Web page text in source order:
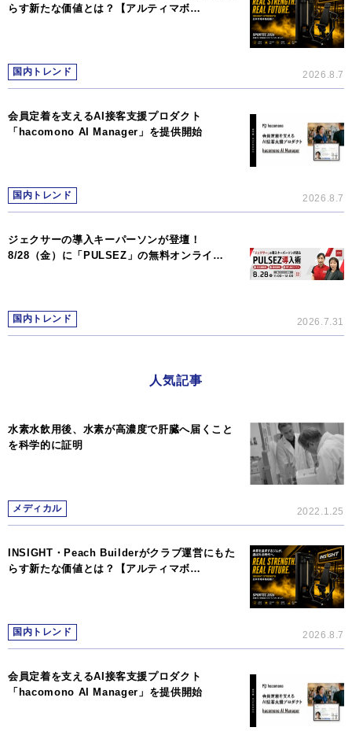
らす新たな価値とは？【アルティマボ…
国内トレンド 2026.8.7
会員定着を支えるAI接客支援プロダクト
「hacomono AI Manager」を提供開始
国内トレンド 2026.8.7
ジェクサーの導入キーパーソンが登壇！
8/28（金）に「PULSEZ」の無料オンライ…
国内トレンド 2026.7.31
人気記事
水素水飲用後、水素が高濃度で肝臓へ届くこと
を科学的に証明
メディカル 2022.1.25
INSIGHT・Peach Builderがクラブ運営にもた
らす新たな価値とは？【アルティマボ…
国内トレンド 2026.8.7
会員定着を支えるAI接客支援プロダクト
「hacomono AI Manager」を提供開始